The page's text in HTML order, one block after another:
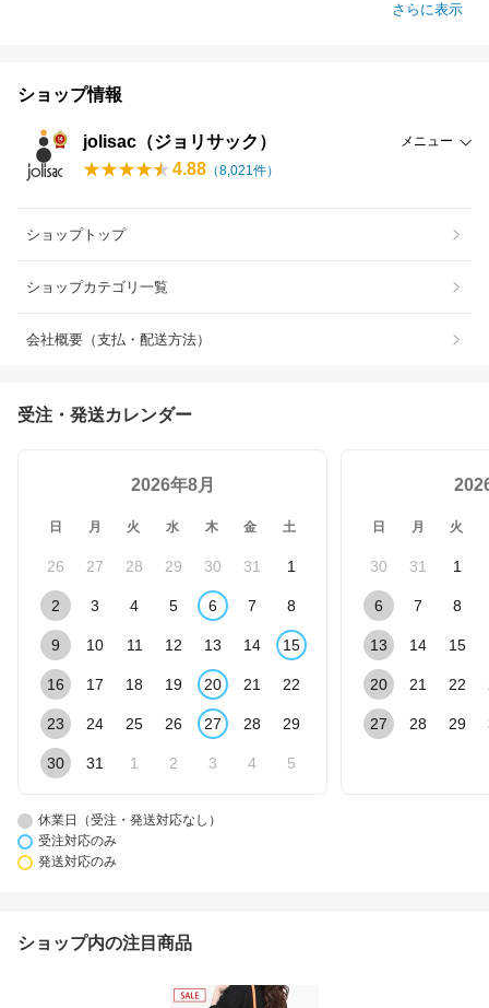
さらに表示
ショップ情報
jolisac（ジョリサック） メニュー
4.88 （8,021件）
ショップトップ
ショップカテゴリ一覧
会社概要（支払・配送方法）
受注・発送カレンダー
2026年8月
日 月 火 水 木 金 土
26 27 28 29 30 31 1
2 3 4 5 6 7 8
9 10 11 12 13 14 15
16 17 18 19 20 21 22
23 24 25 26 27 28 29
30 31 1 2 3 4 5
日 月 火
30 31 1
6 7 8
13 14 15
20 21 22
27 28 29
休業日（受注・発送対応なし）
受注対応のみ
発送対応のみ
ショップ内の注目商品